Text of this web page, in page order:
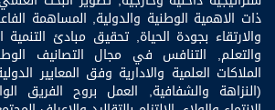
ذات الاهمية الوطنية والدولية, المساهمة
والارتقاء بجودة الحياة, تحقيق مبادئ
والتعلم, التنافس في مجال التصانيف
(النزاهة والشفافية, العمل بروح الفريق